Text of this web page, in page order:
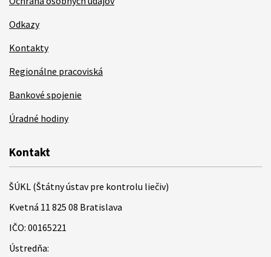
Odkazy
Kontakty
Regionálne pracoviská
Bankové spojenie
Úradné hodiny
Kontakt
ŠÚKL (Štátny ústav pre kontrolu liečiv)
Kvetná 11 825 08 Bratislava
IČO: 00165221
Ústredňa: